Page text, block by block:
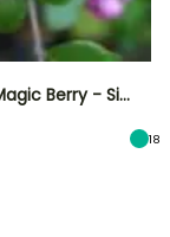
Berry - Si…
18